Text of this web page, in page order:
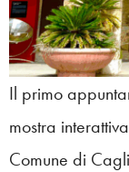
Il primo
mostra
Comune di